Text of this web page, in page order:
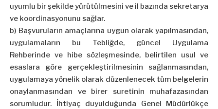
uyumlu bir şekilde yürütülmesini ve il bazında sekretarya
ve koordinasyonunu sağlar.
b) Başvuruların amaçlarına uygun olarak yapılmasından,
uygulamaların bu Tebliğde, güncel Uygulama
Rehberinde ve hibe sözleşmesinde, belirtilen usul ve
esaslara göre gerçekleştirilmesinin sağlanmasından,
uygulamaya yönelik olarak düzenlenecek tüm belgelerin
onaylanmasından ve birer suretinin muhafazasından
sorumludur. İhtiyaç duyulduğunda Genel Müdürlükçe